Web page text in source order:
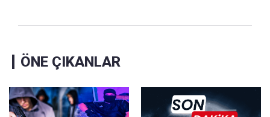
ÖNE ÇIKANLAR